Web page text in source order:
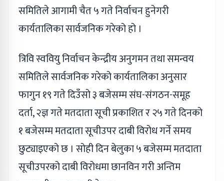
समितिले आगामी चैत ५ गते निर्वाचन हुनेगरी
कार्यतालिका सार्वजनिक गरेको हो ।
त्रिवि स्ववियु निर्वाचन केन्द्रीय अनुगमन तथा समन्वय
समितिले सार्वजनिक गरेको कार्यतालिका अनुसार
फागुन १९ गते दिउँसो ३ बजेसम्म संघ-संगठन-समूह
दर्ता, २ज्ञ गते मतदाता सूची प्रकाशित र २५ गते दिनको
१ बजेसम्म मतदाता सूचीउपर दाबी विरोध गर्ने समय
छुट्याइएको छ । सोही दिन बेलुका ५ बजेसम्म मतदाता
सूचीउपरको दाबी विरोधमा छानविन गरी अन्तिम